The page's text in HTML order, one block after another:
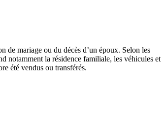
de mariage ou du décès d’un époux. Selon les
notamment la résidence familiale, les véhicules et
été vendus ou transférés.